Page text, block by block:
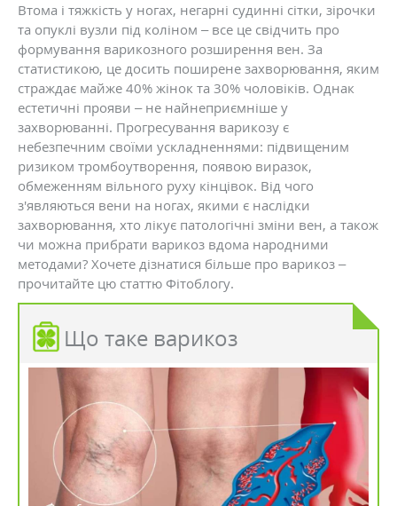
Втома і тяжкість у ногах, негарні судинні сітки, зірочки
та опуклі вузли під коліном – все це свідчить про
формування варикозного розширення вен. За
статистикою, це досить поширене захворювання, яким
страждає майже 40% жінок та 30% чоловіків. Однак
естетичні прояви – не найнеприємніше у
захворюванні. Прогресування варикозу є
небезпечним своїми ускладненнями: підвищеним
ризиком тромбоутворення, появою виразок,
обмеженням вільного руху кінцівок. Від чого
з'являються вени на ногах, якими є наслідки
захворювання, хто лікує патологічні зміни вен, а також
чи можна прибрати варикоз вдома народними
методами? Хочете дізнатися більше про варикоз –
прочитайте цю статтю Фітоблогу.
Що таке варикоз